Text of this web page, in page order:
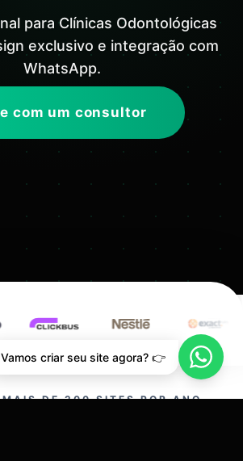
para Clínicas Odontológicas
exclusivo e integração com
WhatsApp.
com um consultor
MAIS DE 200 SITES POR ANO.
Vamos criar seu site agora? 👉